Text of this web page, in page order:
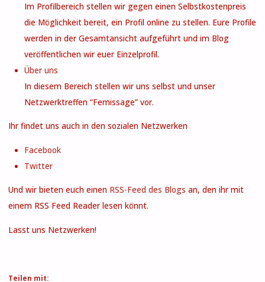
Im Profilbereich stellen wir gegen einen Selbstkostenpreis
die Möglichkeit bereit, ein Profil online zu stellen. Eure Profile
werden in der Gesamtansicht aufgeführt und im Blog
veröffentlichen wir euer Einzelprofil.
Über uns
In diesem Bereich stellen wir uns selbst und unser
Netzwerktreffen “Femissage” vor.
Ihr findet uns auch in den sozialen Netzwerken
Facebook
Twitter
Und wir bieten euch einen RSS-Feed des Blogs an, den ihr mit
einem RSS Feed Reader lesen könnt.
Lasst uns Netzwerken!
Teilen mit: